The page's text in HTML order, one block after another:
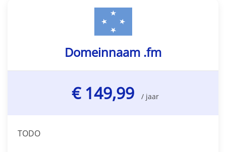
Domeinnaam .fm
€ 149,99 / jaar
TODO